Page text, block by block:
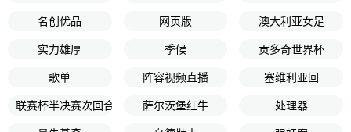
名创优品 网页版 澳大利亚女足
实力雄厚 季候 贡多奇世界杯
歌单 阵容视频直播 塞维利亚回
联赛杯半决赛次回合 萨尔茨堡红牛 处理器